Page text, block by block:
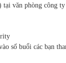
tại văn phòng công ty
số buổi các bạn